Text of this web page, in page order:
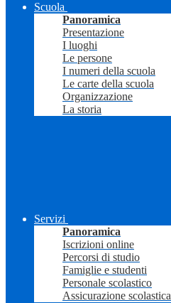
Scuola
Panoramica
Presentazione
I luoghi
Le persone
I numeri della scuola
Le carte della scuola
Organizzazione
La storia
Servizi
Panoramica
Iscrizioni online
Percorsi di studio
Famiglie e studenti
Personale scolastico
Assicurazione scolastica